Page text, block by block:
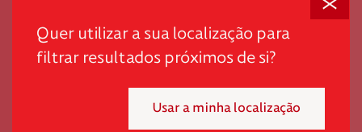
Quer utilizar a sua localização para
filtrar resultados próximos de si?
Usar a minha localização